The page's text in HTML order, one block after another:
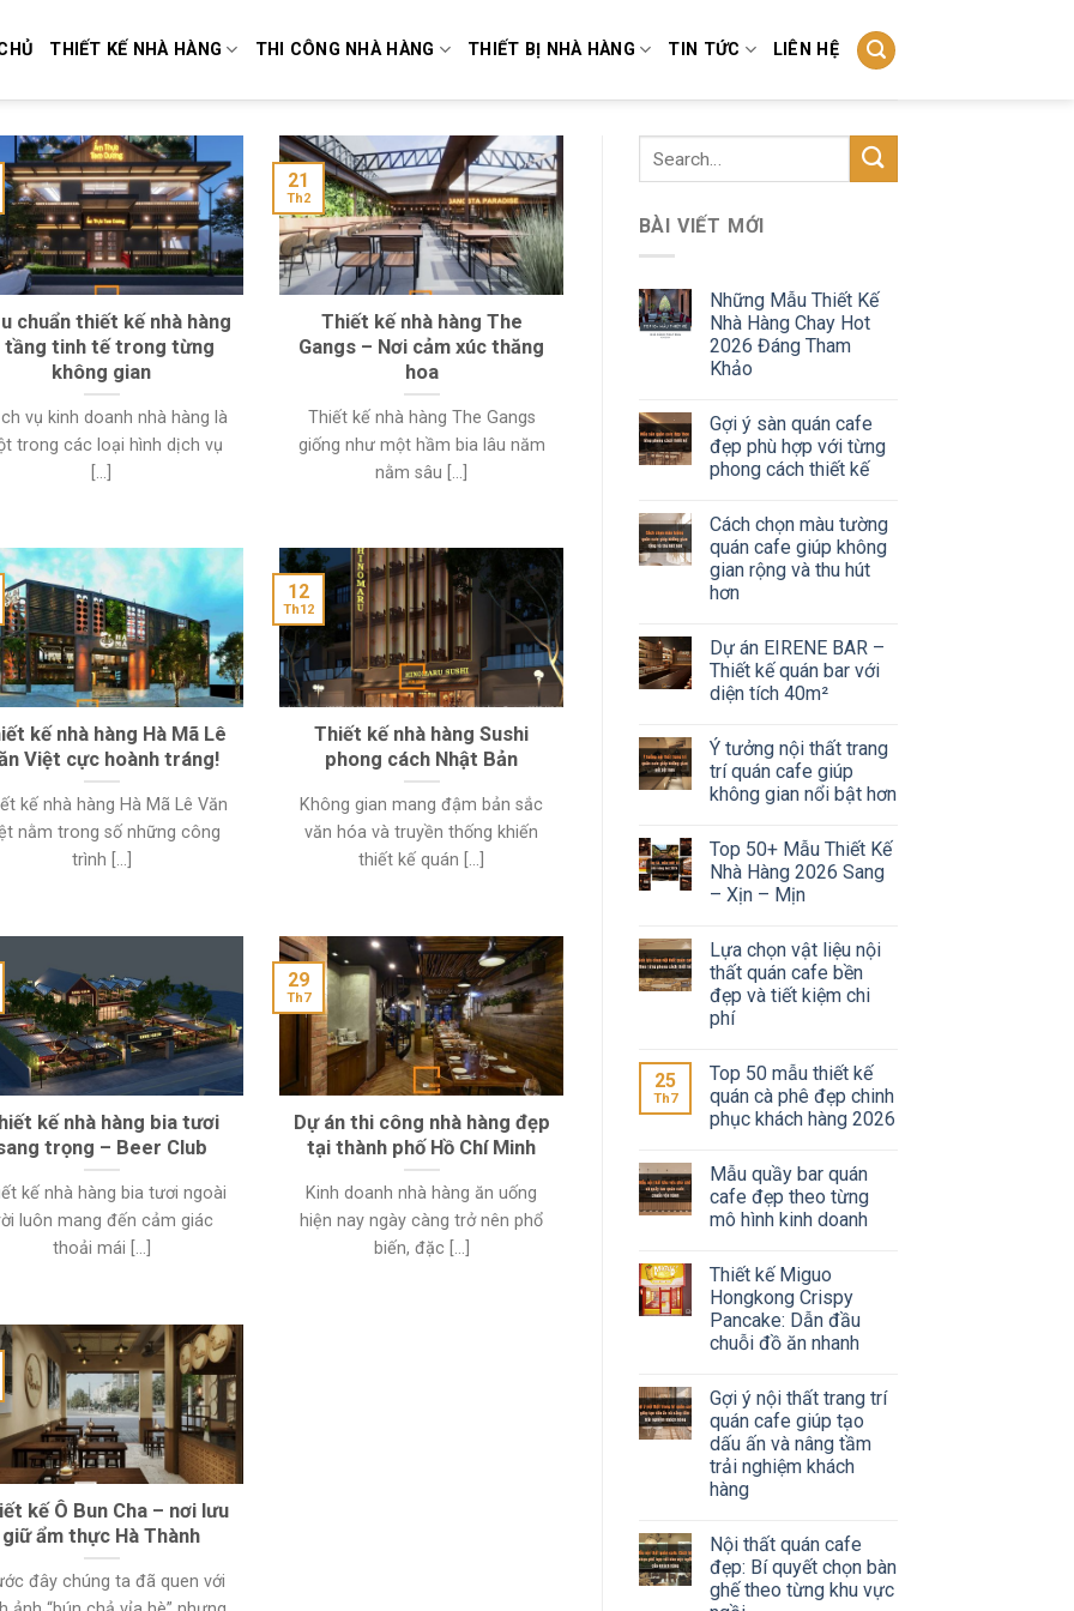
THIẾT KẾ NHÀ HÀNG THI CÔNG NHÀ HÀNG THIẾT BỊ NHÀ HÀNG TIN TỨC LIÊN HỆ
chuẩn thiết kế nhà hàng
tầng tinh tế trong từng
không gian
vụ kinh doanh nhà hàng là
trong các loại hình dịch vụ
[...]
Thiết kế nhà hàng The
Gangs – Nơi cảm xúc thăng
hoa
Thiết kế nhà hàng The Gangs
giống như một hầm bia lâu năm
nằm sâu [...]
21
Th2
kế nhà hàng Hà Mã Lê
Việt cực hoành tráng!
kế nhà hàng Hà Mã Lê Văn
nằm trong số những công
trình [...]
Thiết kế nhà hàng Sushi
phong cách Nhật Bản
Không gian mang đậm bản sắc
văn hóa và truyền thống khiến
thiết kế quán [...]
12
Th12
kế nhà hàng bia tươi
trọng – Beer Club
kế nhà hàng bia tươi ngoài
luôn mang đến cảm giác
thoải mái [...]
Dự án thi công nhà hàng đẹp
tại thành phố Hồ Chí Minh
Kinh doanh nhà hàng ăn uống
hiện nay ngày càng trở nên phổ
biến, đặc [...]
29
Th7
kế Ô Bun Cha – nơi lưu
giữ ẩm thực Hà Thành
đây chúng ta đã quen với
BÀI VIẾT MỚI
Những Mẫu Thiết Kế
Nhà Hàng Chay Hot
2026 Đáng Tham
Khảo
Gợi ý sàn quán cafe
đẹp phù hợp với từng
phong cách thiết kế
Cách chọn màu tường
quán cafe giúp không
gian rộng và thu hút
hơn
Dự án EIRENE BAR –
Thiết kế quán bar với
diện tích 40m²
Ý tưởng nội thất trang
trí quán cafe giúp
không gian nổi bật hơn
Top 50+ Mẫu Thiết Kế
Nhà Hàng 2026 Sang
– Xịn – Mịn
Lựa chọn vật liệu nội
thất quán cafe bền
đẹp và tiết kiệm chi
phí
25
Th7
Top 50 mẫu thiết kế
quán cà phê đẹp chinh
phục khách hàng 2026
Mẫu quầy bar quán
cafe đẹp theo từng
mô hình kinh doanh
Thiết kế Miguo
Hongkong Crispy
Pancake: Dẫn đầu
chuỗi đồ ăn nhanh
Gợi ý nội thất trang trí
quán cafe giúp tạo
dấu ấn và nâng tầm
trải nghiệm khách
hàng
Nội thất quán cafe
đẹp: Bí quyết chọn bàn
ghế theo từng khu vực